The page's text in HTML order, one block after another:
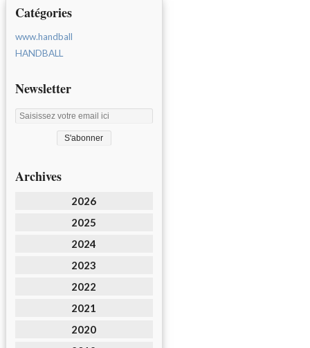
Catégories
www.handball
HANDBALL
Newsletter
Archives
2026
2025
2024
2023
2022
2021
2020